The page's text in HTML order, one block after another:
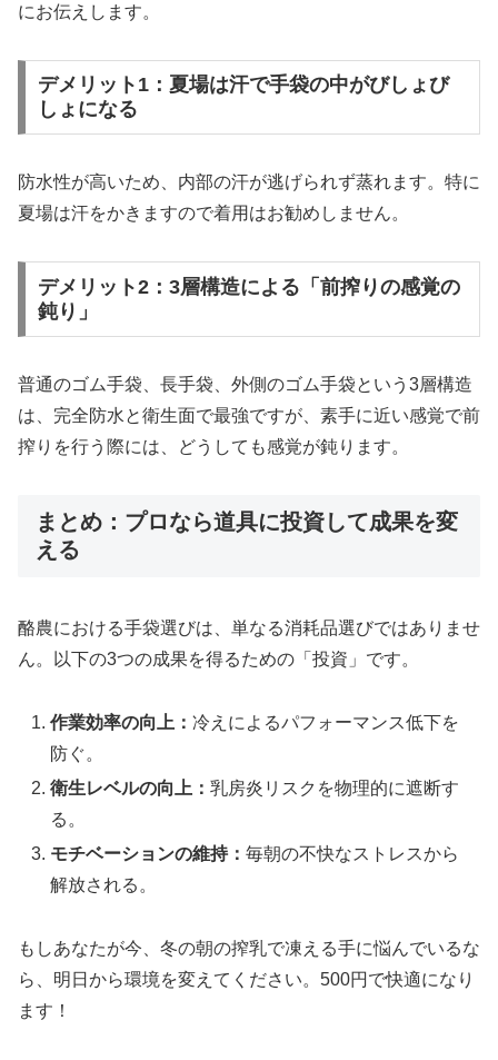
にお伝えします。
デメリット1：夏場は汗で手袋の中がびしょび
しょになる
防水性が高いため、内部の汗が逃げられず蒸れます。特に
夏場は汗をかきますので着用はお勧めしません。
デメリット2：3層構造による「前搾りの感覚の
鈍り」
普通のゴム手袋、長手袋、外側のゴム手袋という3層構造
は、完全防水と衛生面で最強ですが、素手に近い感覚で前
搾りを行う際には、どうしても感覚が鈍ります。
まとめ：プロなら道具に投資して成果を変
える
酪農における手袋選びは、単なる消耗品選びではありませ
ん。以下の3つの成果を得るための「投資」です。
作業効率の向上：冷えによるパフォーマンス低下を
防ぐ。
衛生レベルの向上：乳房炎リスクを物理的に遮断す
る。
モチベーションの維持：毎朝の不快なストレスから
解放される。
もしあなたが今、冬の朝の搾乳で凍える手に悩んでいるな
ら、明日から環境を変えてください。500円で快適になり
ます！